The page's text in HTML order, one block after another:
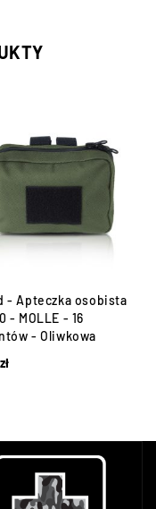
- Apteczka osobista
- MOLLE - 16
- Oliwkowa
zł